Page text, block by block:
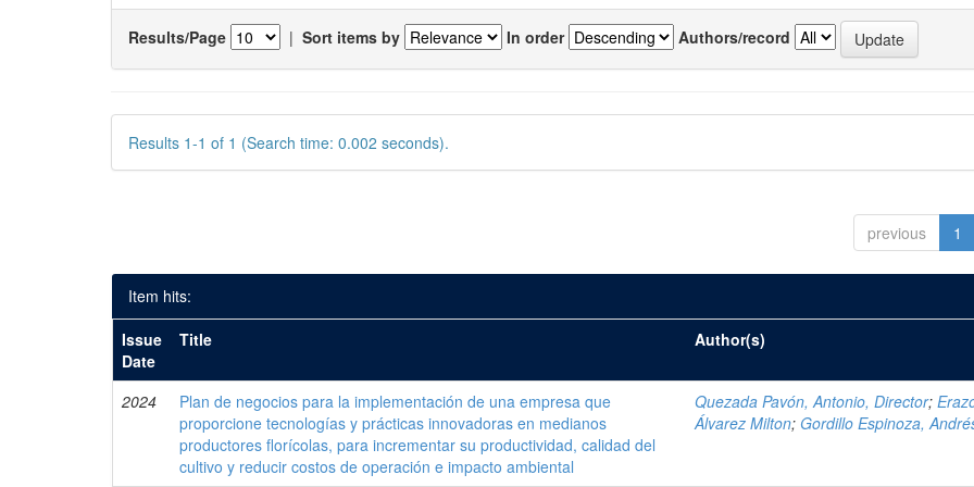
Results/Page | Sort items by In order Authors/record
Results 1-1 of 1 (Search time: 0.002 seconds).
previous 1
Item hits:
Issue
Date
Title Author(s)
2024
Plan de negocios para la implementación de una empresa que
proporcione tecnologías y prácticas innovadoras en medianos
productores florícolas, para incrementar su productividad, calidad del
cultivo y reducir costos de operación e impacto ambiental
Quezada Pavón, Antonio, Director;
Álvarez Milton; Gordillo Espinoza,